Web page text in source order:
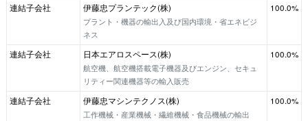
連結子会社
伊藤忠プランテック(株)
プラント・機器の輸出入及び国内環境・省エネビジ
ネス
100.0%
連結子会社
日本エアロスペース(株)
航空機、航空機搭載電子機器及びエンジン、セキュ
リティー関連機器等の輸入販売
100.0%
連結子会社
伊藤忠マシンテクノス(株)
工作機械・産業機械・繊維機械・食品機械の輸出
100.0%